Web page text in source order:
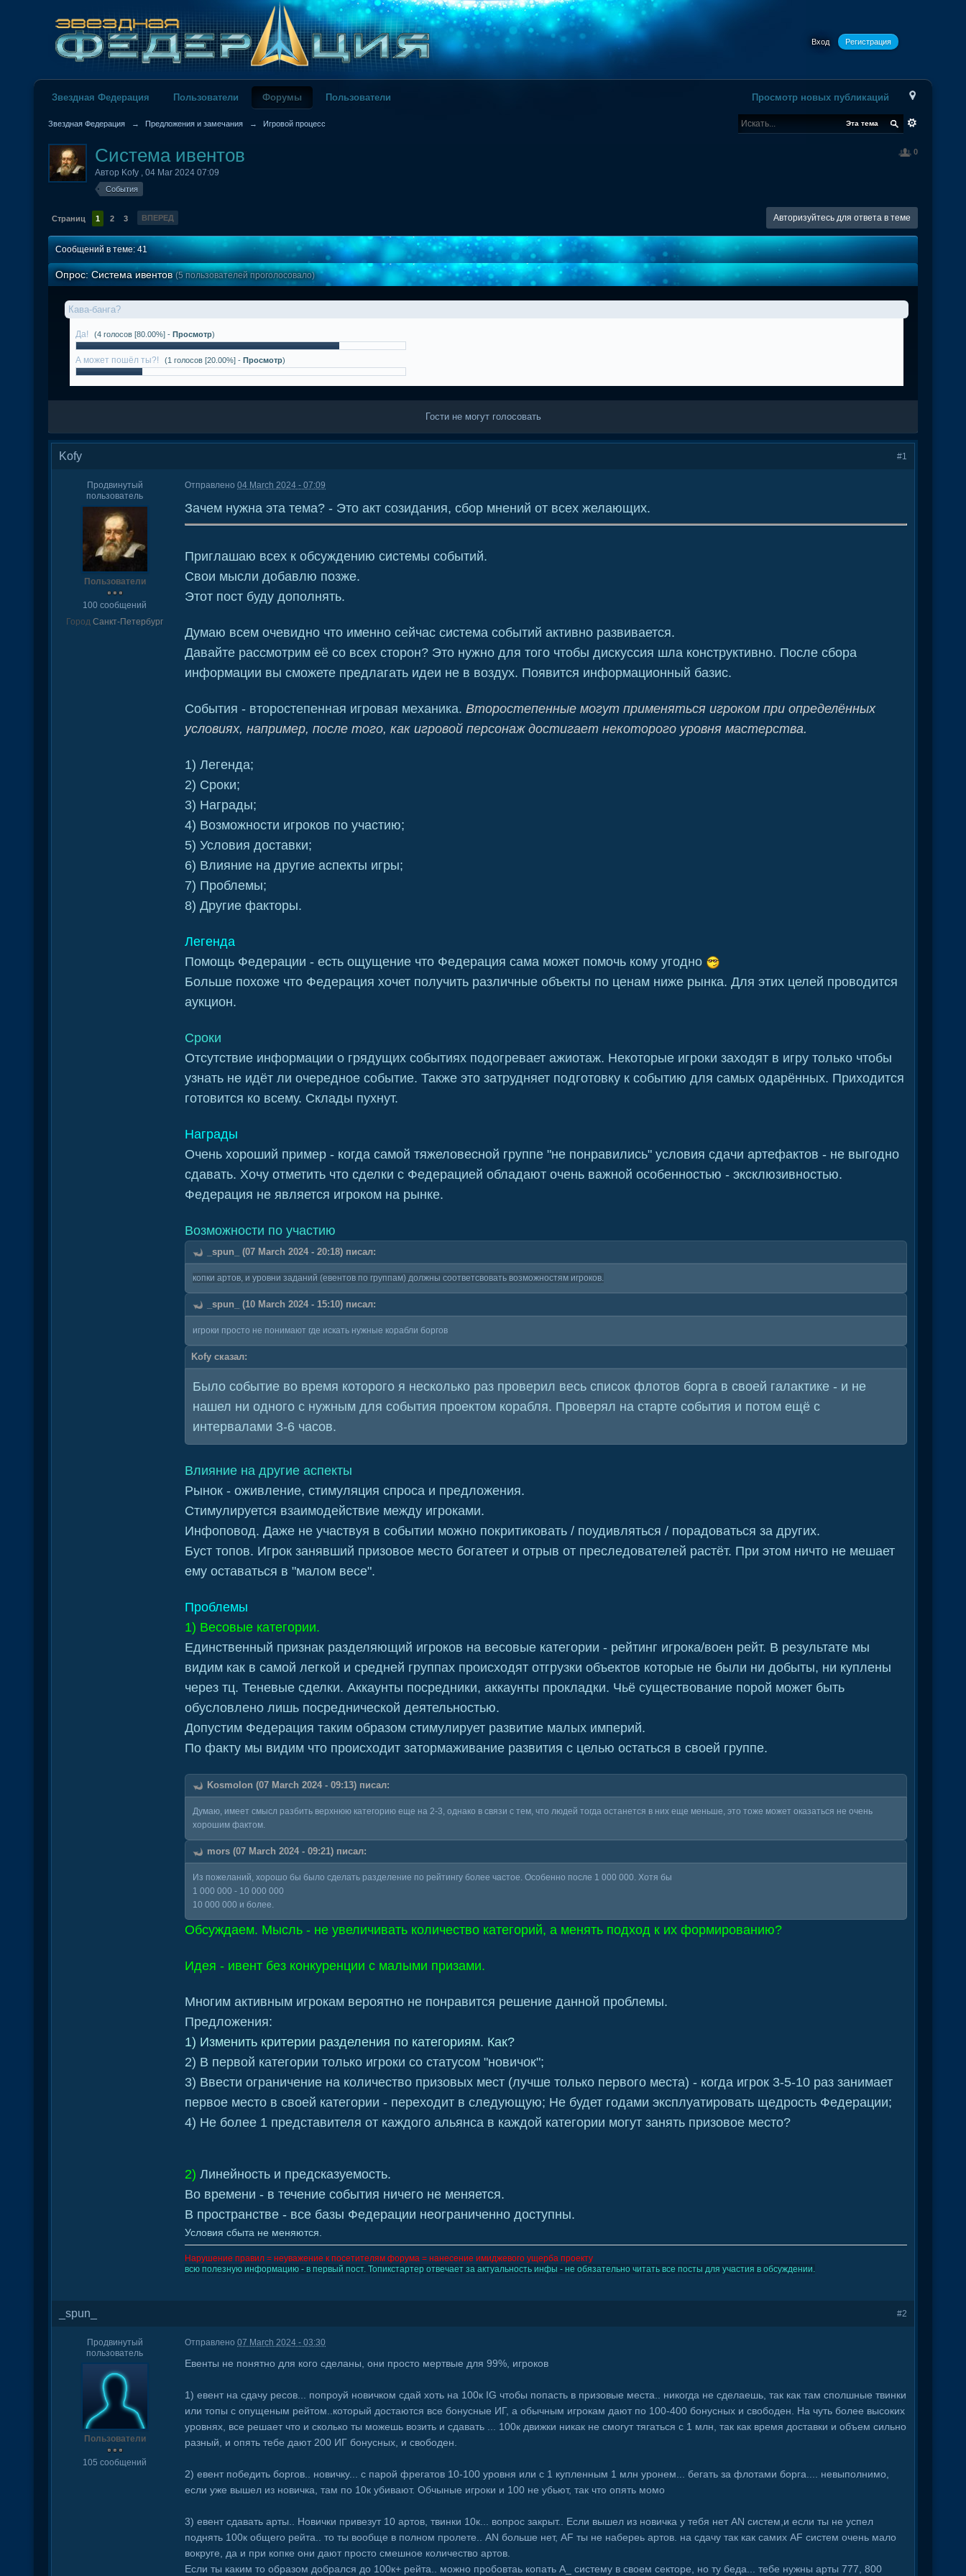
Вход Регистрация
Просмотр новых публикаций
Звездная Федерация Пользователи Форумы Пользователи
Звездная Федерация → Предложения и замечания → Игровой процесс Эта тема
0
Система ивентов
Автор Kofy ,04 Mar 2024 07:09
События
Страниц 1 2 3 ВПЕРЕД Авторизуйтесь для ответа в теме
Сообщений в теме: 41
Опрос: Система ивентов(5 пользователей проголосовало)
Кава-банга?
Да! (4 голосов [80.00%] -Просмотр)
А может пошёл ты?! (1 голосов [20.00%] -Просмотр)
Гости не могут голосовать
#1
Kofy
Продвинутый
пользователь
Пользователи
100 сообщений
Город Санкт-Петербург
Отправлено04 March 2024 - 07:09
Зачем нужна эта тема? - Это акт созидания, сбор мнений от всех желающих.
Приглашаю всех к обсуждению системы событий.
Свои мысли добавлю позже.
Этот пост буду дополнять.
Думаю всем очевидно что именно сейчас система событий активно развивается.
Давайте рассмотрим её со всех сторон? Это нужно для того чтобы дискуссия шла конструктивно. После сбора
информации вы сможете предлагать идеи не в воздух. Появится информационный базис.
События - второстепенная игровая механика.Второстепенные могут применяться игроком при определённых
условиях, например, после того, как игровой персонаж достигает некоторого уровня мастерства.
1) Легенда;
2) Сроки;
3) Награды;
4) Возможности игроков по участию;
5) Условия доставки;
6) Влияние на другие аспекты игры;
7) Проблемы;
8) Другие факторы.
Легенда
Помощь Федерации - есть ощущение что Федерация сама может помочь кому угодно
Больше похоже что Федерация хочет получить различные объекты по ценам ниже рынка. Для этих целей проводится
аукцион.
Сроки
Отсутствие информации о грядущих событиях подогревает ажиотаж. Некоторые игроки заходят в игру только чтобы
узнать не идёт ли очередное событие. Также это затрудняет подготовку к событию для самых одарённых. Приходится
готовится ко всему. Склады пухнут.
Награды
Очень хороший пример - когда самой тяжеловесной группе "не понравились" условия сдачи артефактов - не выгодно
сдавать. Хочу отметить что сделки с Федерацией обладают очень важной особенностью - эксклюзивностью.
Федерация не является игроком на рынке.
Возможности по участию
_spun_ (07 March 2024 - 20:18) писал:
копки артов, и уровни заданий (евентов по группам) должны соответсвовать возможностям игроков.
_spun_ (10 March 2024 - 15:10) писал:
игроки просто не понимают где искать нужные корабли боргов
Kofy сказал:
Было событие во время которого я несколько раз проверил весь список флотов борга в своей галактике - и не
нашел ни одного с нужным для события проектом корабля. Проверял на старте события и потом ещё с
интервалами 3-6 часов.
Влияние на другие аспекты
Рынок - оживление, стимуляция спроса и предложения.
Стимулируется взаимодействие между игроками.
Инфоповод. Даже не участвуя в событии можно покритиковать / поудивляться / порадоваться за других.
Буст топов. Игрок занявший призовое место богатеет и отрыв от преследователей растёт. При этом ничто не мешает
ему оставаться в "малом весе".
Проблемы
1) Весовые категории.
Единственный признак разделяющий игроков на весовые категории - рейтинг игрока/воен рейт. В результате мы
видим как в самой легкой и средней группах происходят отгрузки объектов которые не были ни добыты, ни куплены
через тц. Теневые сделки. Аккаунты посредники, аккаунты прокладки. Чьё существование порой может быть
обусловлено лишь посреднической деятельностью.
Допустим Федерация таким образом стимулирует развитие малых империй.
По факту мы видим что происходит затормаживание развития с целью остаться в своей группе.
Kosmolon (07 March 2024 - 09:13) писал:
Думаю, имеет смысл разбить верхнюю категорию еще на 2-3, однако в связи с тем, что людей тогда останется в них еще меньше, это тоже может оказаться не очень
хорошим фактом.
mors (07 March 2024 - 09:21) писал:
Из пожеланий, хорошо бы было сделать разделение по рейтингу более частое. Особенно после 1 000 000. Хотя бы
1 000 000 - 10 000 000
10 000 000 и более.
Обсуждаем. Мысль - не увеличивать количество категорий, а менять подход к их формированию?
Идея - ивент без конкуренции с малыми призами.
Многим активным игрокам вероятно не понравится решение данной проблемы.
Предложения:
1) Изменить критерии разделения по категориям. Как?
2) В первой категории только игроки со статусом "новичок";
3) Ввести ограничение на количество призовых мест (лучше только первого места) - когда игрок 3-5-10 раз занимает
первое место в своей категории - переходит в следующую; Не будет годами эксплуатировать щедрость Федерации;
4) Не более 1 представителя от каждого альянса в каждой категории могут занять призовое место?
2)Линейность и предсказуемость.
Во времени - в течение события ничего не меняется.
В пространстве - все базы Федерации неограниченно доступны.
Условия сбыта не меняются.
Нарушение правил = неуважение к посетителям форума = нанесение имиджевого ущерба проекту
всю полезную информацию - в первый пост. Топикстартер отвечает за актуальность инфы - не обязательно читать все посты для участия в обсуждении.
#2
_spun_
Продвинутый
пользователь
Пользователи
105 сообщений
Отправлено07 March 2024 - 03:30
Евенты не понятно для кого сделаны, они просто мертвые для 99%, игроков
1) евент на сдачу ресов... попроуй новичком сдай хоть на 100к IG чтобы попасть в призовые места.. никогда не сделаешь, так как там сполшные твинки
или топы с опущеным рейтом..который достаются все бонусные ИГ, а обычным игрокам дают по 100-400 бонусных и свободен. На чуть более высоких
уровнях, все решает что и сколько ты можешь возить и сдавать ... 100к движки никак не смогут тягаться с 1 млн, так как время доставки и объем сильно
разный, и опять тебе дают 200 ИГ бонусных, и свободен.
2) евент победить боргов.. новичку... с парой фрегатов 10-100 уровня или с 1 купленным 1 млн уронем... бегать за флотами борга.... невыполнимо,
если уже вышел из новичка, там по 10к убивают. Обчыные игроки и 100 не убьют, так что опять момо
3) евент сдавать арты.. Новички привезут 10 артов, твинки 10к... вопрос закрыт.. Если вышел из новичка у тебя нет AN систем,и если ты не успел
поднять 100к общего рейта.. то ты вообще в полном пролете.. AN больше нет, AF ты не набереь артов. на сдачу так как самих AF систем очень мало
вокруге, да и при копке они дают просто смешное количество артов.
Если ты каким то образом добрался до 100к+ рейта.. можно пробовтаь копать A_ систему в своем секторе, но ту беда... тебе нужны арты 777, 800